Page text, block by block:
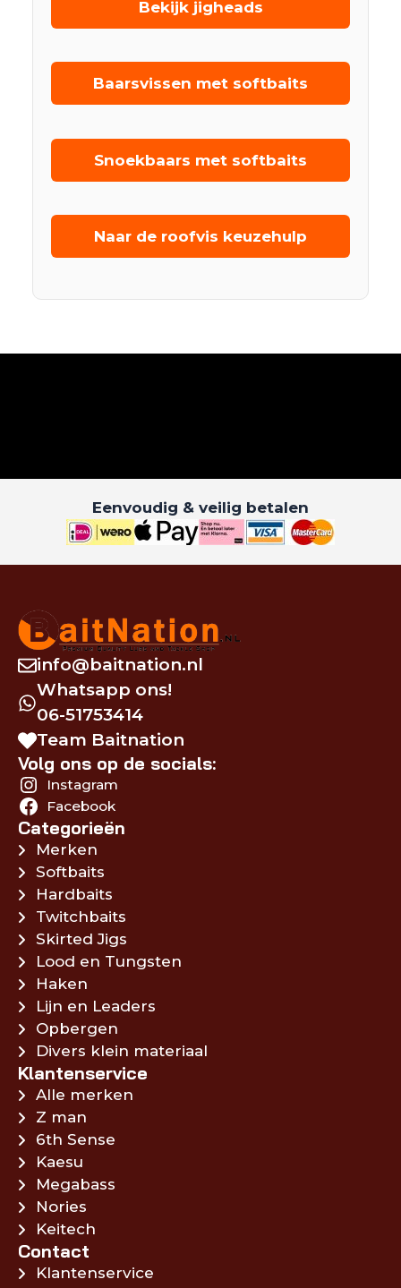
Bekijk jigheads
Baarsvissen met softbaits
Snoekbaars met softbaits
Naar de roofvis keuzehulp
Eenvoudig & veilig betalen
info@baitnation.nl
Whatsapp ons!
06-51753414
Team Baitnation
Volg ons op de socials:
Instagram
Facebook
Categorieën
Merken
Softbaits
Hardbaits
Twitchbaits
Skirted Jigs
Lood en Tungsten
Haken
Lijn en Leaders
Opbergen
Divers klein materiaal
Klantenservice
Alle merken
Z man
6th Sense
Kaesu
Megabass
Nories
Keitech
Contact
Klantenservice